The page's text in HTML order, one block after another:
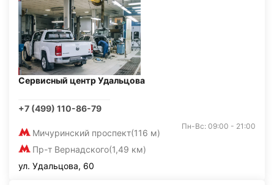
Сервисный центр Удальцова
+7 (499) 110-86-79
Мичуринский проспект(116 м)
Пр-т Вернадского(1,49 км)
Пн-Вс: 09:00 - 21:00
ул. Удальцова, 60